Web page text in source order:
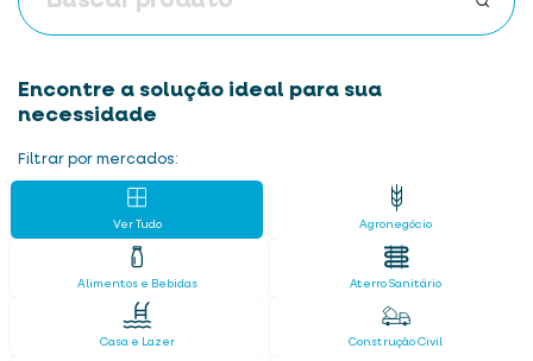
Encontre a solução ideal para sua
necessidade
Filtrar por mercados:
Ver Tudo Agronegócio
Alimentos e Bebidas Aterro Sanitário
Casa e Lazer Construção Civil